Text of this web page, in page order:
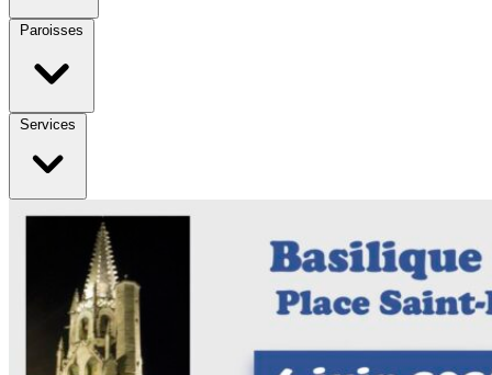
Paroisses
Services